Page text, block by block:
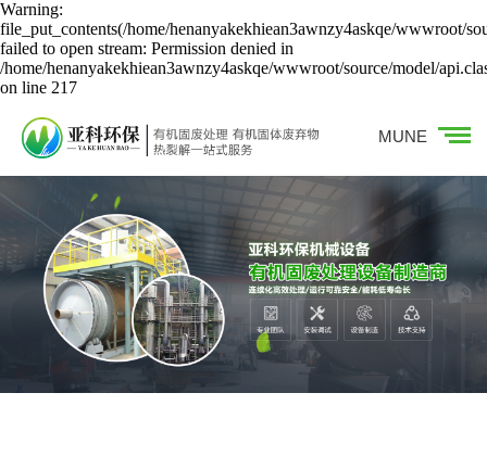
Warning:
file_put_contents(/home/henanyakekhiean3awnzy4askqe/wwwroot/
failed to open stream: Permission denied in
/home/henanyakekhiean3awnzy4askqe/wwwroot/source/model/
on line 217
MUNE